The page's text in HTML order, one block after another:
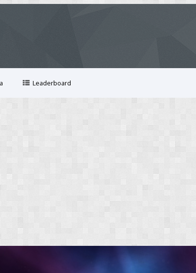
Leaderboard